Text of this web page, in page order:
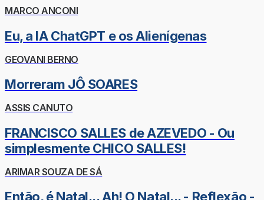
MARCO ANCONI
Eu, a IA ChatGPT e os Alienígenas
GEOVANI BERNO
Morreram JÔ SOARES
ASSIS CANUTO
FRANCISCO SALLES de AZEVEDO - Ou
simplesmente CHICO SALLES!
ARIMAR SOUZA DE SÁ
Então, é Natal... Ah! O Natal... - Reflexão -